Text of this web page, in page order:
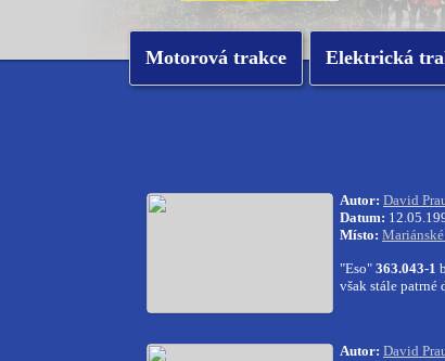
Motorová trakce Elektrická
Autor: David
Datum:
Místo:
"Eso" 363.043-1
však stále patrné
Autor: David